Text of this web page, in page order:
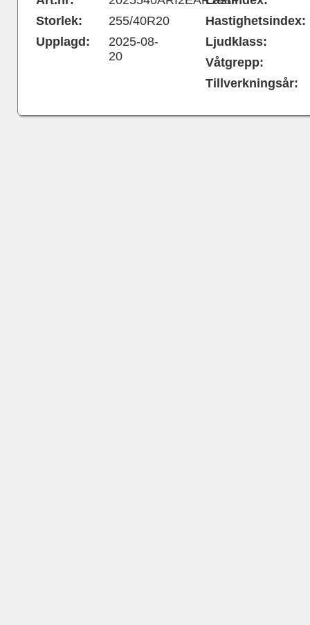
Storlek:
Upplagd:
255/40R20
2025-08-
20
Hastighetsindex:
Ljudklass:
Våtgrepp:
Tillverkningsår: